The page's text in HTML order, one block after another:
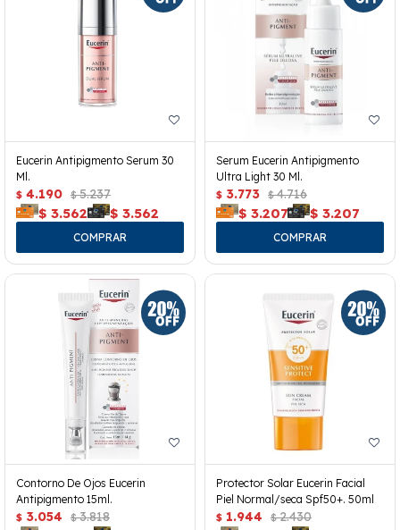
Eucerin Antipigmento Serum 30
Ml.
$ 4.190 $ 5.237
$ 3.562 $ 3.562
Serum Eucerin Antipigmento
Ultra Light 30 Ml.
$ 3.773 $ 4.716
$ 3.207 $ 3.207
Contorno De Ojos Eucerin
Antipigmento 15ml.
$ 3.054 $ 3.818
Protector Solar Eucerin Facial
Piel Normal/seca Spf50+. 50ml
$ 1.944 $ 2.430